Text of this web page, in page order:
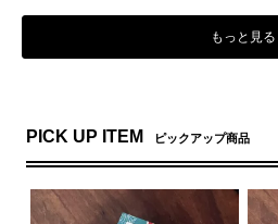
もっと見る
PICK UP ITEM ピックアップ商品